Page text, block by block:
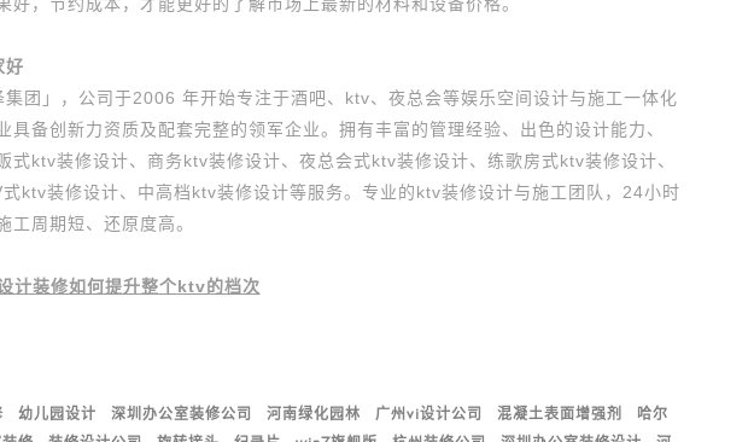
好
集团」，公司于2006 年开始专注于酒吧、ktv、夜总会等娱乐空间设计与施工一体化
具备创新力资质及配套完整的领军企业。拥有丰富的管理经验、出色的设计能力、
式ktv装修设计、商务ktv装修设计、夜总会式ktv装修设计、练歌房式ktv装修设计、
ktv装修设计、中高档ktv装修设计等服务。专业的ktv装修设计与施工团队，24小时
工周期短、还原度高。
计装修如何提升整个ktv的档次
幼儿园设计 深圳办公室装修公司 河南绿化园林 广州vi设计公司 混凝土表面增强剂
哈尔